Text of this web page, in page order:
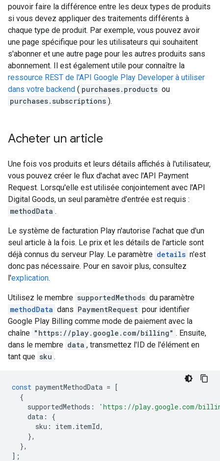
pouvoir faire la différence entre les deux types de produits
si vous devez appliquer des traitements différents à
chaque type de produit. Par exemple, vous pouvez avoir
une page spécifique pour les utilisateurs qui souhaitent
s'abonner et une autre page pour les autres produits sans
abonnement. Il est également utile pour connaître la
ressource REST de l'API Google Play Developer à utiliser
dans votre backend ( purchases.products ou
purchases.subscriptions ).
Acheter un article
Une fois vos produits et leurs détails affichés à l'utilisateur,
vous pouvez créer le flux d'achat avec l'API Payment
Request. Lorsqu'elle est utilisée conjointement avec l'API
Digital Goods, un seul paramètre d'entrée est requis :
methodData .
Le système de facturation Play n'autorise l'achat que d'un
seul article à la fois. Le prix et les détails de l'article sont
déjà connus du serveur Play. Le paramètre details n'est
donc pas nécessaire. Pour en savoir plus, consultez
l'explication.
Utilisez le membre supportedMethods du paramètre
methodData dans PaymentRequest pour identifier
Google Play Billing comme mode de paiement avec la
chaîne "https://play.google.com/billing" . Ensuite,
dans le membre data , transmettez l'ID de l'élément en
tant que sku .
const paymentMethodData = [
{
supportedMethods :
'https://play.google.com/
data :
{
sku : item . itemId,
},
},
];